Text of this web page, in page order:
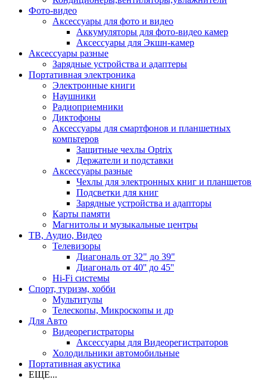
Фото-видео
Аксессуары для фото и видео
Аккумуляторы для фото-видео камер
Аксессуары для Экшн-камер
Аксессуары разные
Зарядные устройства и адаптеры
Портативная электроника
Электронные книги
Наушники
Радиоприемники
Диктофоны
Аксессуары для смартфонов и планшетных
компьтеров
Защитные чехлы Optrix
Держатели и подставки
Аксессуары разные
Чехлы для электронных книг и планшетов
Подсветки для книг
Зарядные устройства и адапторы
Карты памяти
Магнитолы и музыкальные центры
ТВ, Аудио, Видео
Телевизоры
Диагональ от 32" до 39"
Диагональ от 40'' до 45''
Hi-Fi системы
Спорт, туризм, хобби
Мультитулы
Телескопы, Микроскопы и др
Для Авто
Видеорегистраторы
Аксессуары для Видеорегистраторов
Холодильники автомобильные
Портативная акустика
ЕЩЕ...